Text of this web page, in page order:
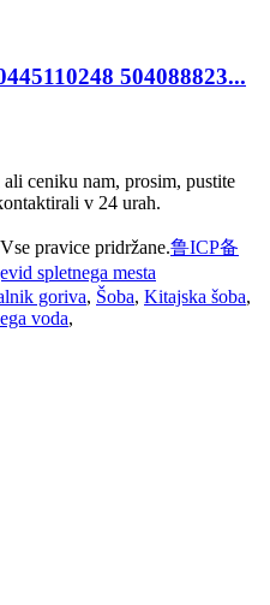
504088823...
ceniku nam, prosim, pustite
v 24 urah.
pravice pridržane.鲁ICP备
spletnega mesta
goriva, Šoba, Kitajska šoba,
voda,